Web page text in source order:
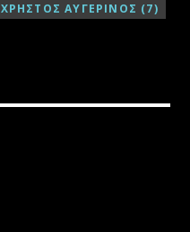
ΧΡΗΣΤΟΣ ΑΥΓΕΡΙΝΟΣ (7)